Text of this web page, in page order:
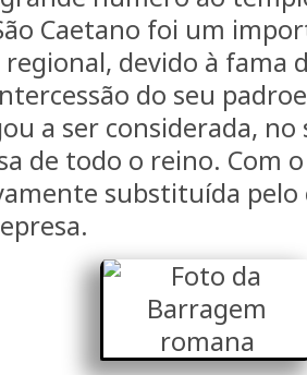
Caetano foi um
devido à fama
do seu
a ser considerada, no
de todo o reino. Com
substituída pelo